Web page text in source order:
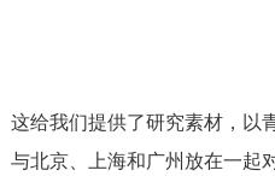
这给我们提供了研究素材，以
与北京、上海和广州放在一起